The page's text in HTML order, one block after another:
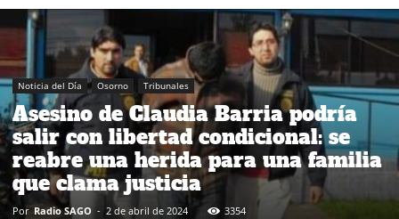
Noticia del Día Osorno Tribunales
Asesino de Claudia Barria podría
salir con libertad condicional: se
reabre una herida para una familia
que clama justicia
Por Radio SAGO - 2 de abril de 2024 3354